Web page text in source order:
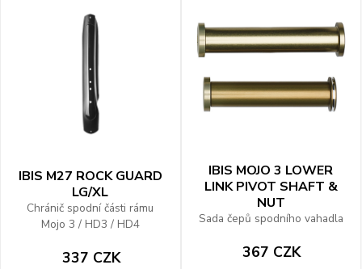
IBIS M27 ROCK GUARD
LG/XL
Chránič spodní části rámu
Mojo 3 / HD3 / HD4
337 CZK
IBIS MOJO 3 LOWER
LINK PIVOT SHAFT &
NUT
Sada čepů spodního vahadla
367 CZK